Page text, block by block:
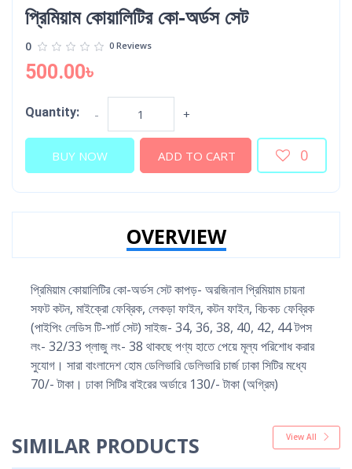
প্রিমিয়াম কোয়ালিটির কো-অর্ডস সেট
0 0 Reviews
500.00৳
Quantity: - +
BUY NOW ADD TO CART 0
OVERVIEW
প্রিমিয়াম কোয়ালিটির কো-অর্ডস সেট কাপড়- অরজিনাল প্রিমিয়াম চায়না
সফট কটন, মাইক্রো ফেব্রিক, লেকড়া ফাইন, কটন ফাইন, বিচকচ ফেব্রিক
(পাইপিং লেডিস টি-শার্ট সেট) সাইজ- 34, 36, 38, 40, 42, 44 টপস
লং- 32/33 প্লাজু লং- 38 থাকছে পণ্য হাতে পেয়ে মূল্য পরিশোধ করার
সুযোগ। সারা বাংলাদেশ হোম ডেলিভারি ডেলিভারি চার্জ ঢাকা সিটির মধ্যে
70/- টাকা। ঢাকা সিটির বাইরের অর্ডারে 130/- টাকা (অগ্রিম)
SIMILAR PRODUCTS View All